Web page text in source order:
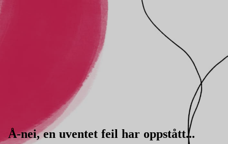
Å-nei, en uventet feil har oppstått...